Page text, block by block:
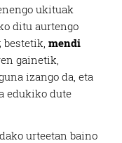
ukituak
ditu aurtengo
; bestetik,mendi
gainetik,
izango da, eta
edukiko dute
urteetan baino